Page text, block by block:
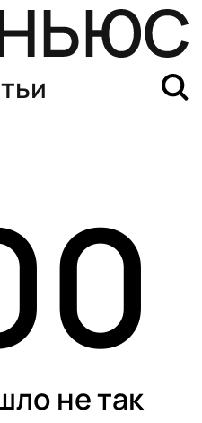
не так